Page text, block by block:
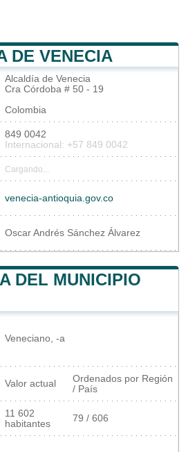
DE VENECIA
Alcaldía de Venecia
Cra Córdoba # 50 - 19
Colombia
849 0042
Internacional: +57 849 0042
Cargando...
venecia-antioquia.gov.co
Oscar Andrés Sánchez Álvarez
DEL MUNICIPIO
Veneciano, -a
Valor actual
Ordenados por Región
/ País
11 602
habitantes
79 / 606